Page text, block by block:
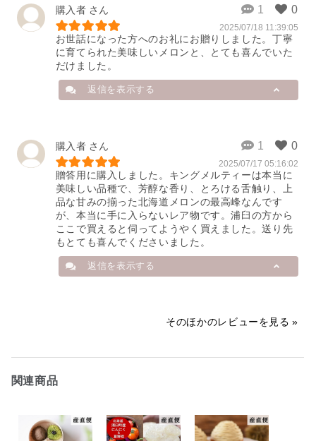
るよう、大切に育ててまいります。
またのご利用を心よりお待ちしてお
ります。
店舗から
この度は、うらうすファーマーズの
メロンをお選びいただき、誠にあり
がとうございます。
「キメの細かさ」というキングメル
ティ―らしい特徴に喜んでいただ
き、大変うれしいです。
何卒よろしくお願い致します。
2025/07/26 05:30:06
購入者
2025/07/18 11:39:05
お世話になった方へのお礼にお贈りしました。丁寧
に育てられた美味しいメロンと、とても喜んでいた
だけました。
返信を表示する
店舗から
この度は、大切な方へのお礼にうら
うすファーマーズのメロンをお選び
いただき、誠にありがとうございま
す。
「美味しかった」と喜んでいただけ
たとのこと、大変光栄です。
これからも最高のメロンをお届けで
きるよう努めてまいりますので、今
後ともご愛顧いただけますと幸いで
2025/07/19 00:45:33
購入者
2025/07/17 05:16:02
贈答用に購入しました。キングメルティーは本当に
美味しい品種で、芳醇な香り、とろける舌触り、上
品な甘みの揃った北海道メロンの最高峰なんです
が、本当に手に入らないレア物です。浦臼の方から
ここで買えると伺ってようやく買えました。送り先
もとても喜んでくださいました。
返信を表示する
店舗から
ングメルティーをお選びいただき、
キングメルティーは、お客様のおっ
そのほかのレビューを見る
関連商品